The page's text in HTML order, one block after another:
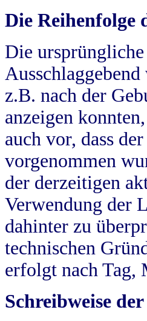
Die Reihenfolge
Die
z.B. nach der
anzeigen
auch vor, dass
vorgenommen
der derzeitigen
Verwendung der
dahinter zu
technischen
erfolgt nach Tag,
Schreibweise